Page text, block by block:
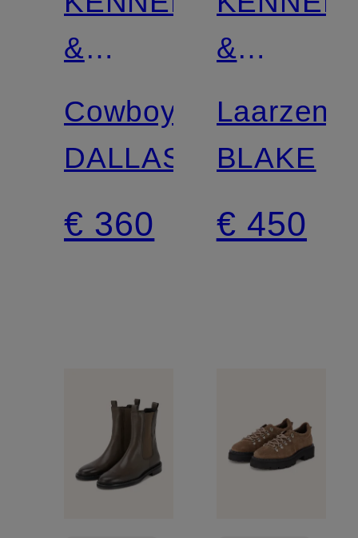
Gecertificeerd
&
SCHMENGER
Cowboylaarzen
DALLAS
€ 360
&
Laarzen
BLAKE
€ 450